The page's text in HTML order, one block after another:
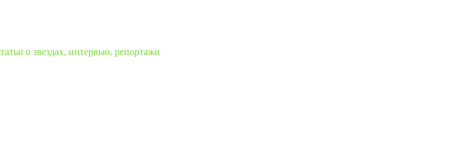
о звездах, интервью, репортажи